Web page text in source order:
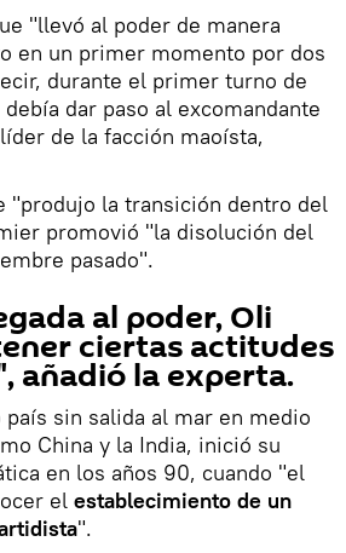
"llevó al poder de manera
en un primer momento por dos
durante el primer turno de
dar paso al excomandante
de la facción maoísta,
"produjo la transición dentro del
promovió "la disolución del
pasado".
al poder, Oli
ciertas actitudes
añadió la experta.
sin salida al mar en medio
China y la India, inició su
en los años 90, cuando "el
el establecimiento de un
".